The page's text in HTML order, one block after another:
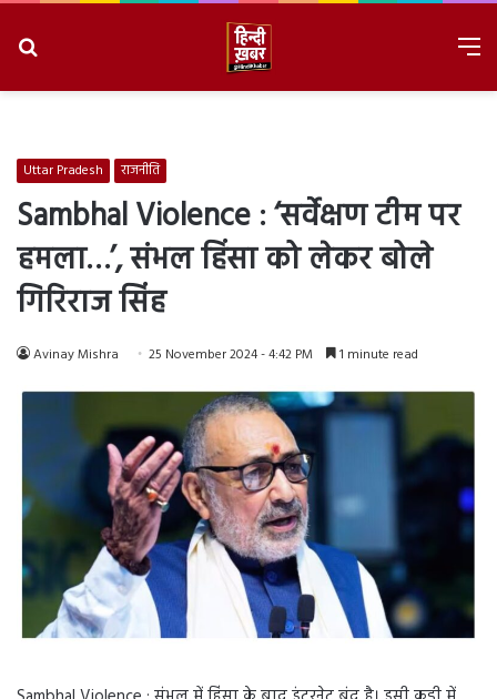
Uttar Pradesh राजनीति
Sambhal Violence : ‘सर्वेक्षण टीम पर
हमला…’, संभल हिंसा को लेकर बोले
गिरिराज सिंह
Avinay Mishra 25 November 2024 - 4:42 PM 1 minute read